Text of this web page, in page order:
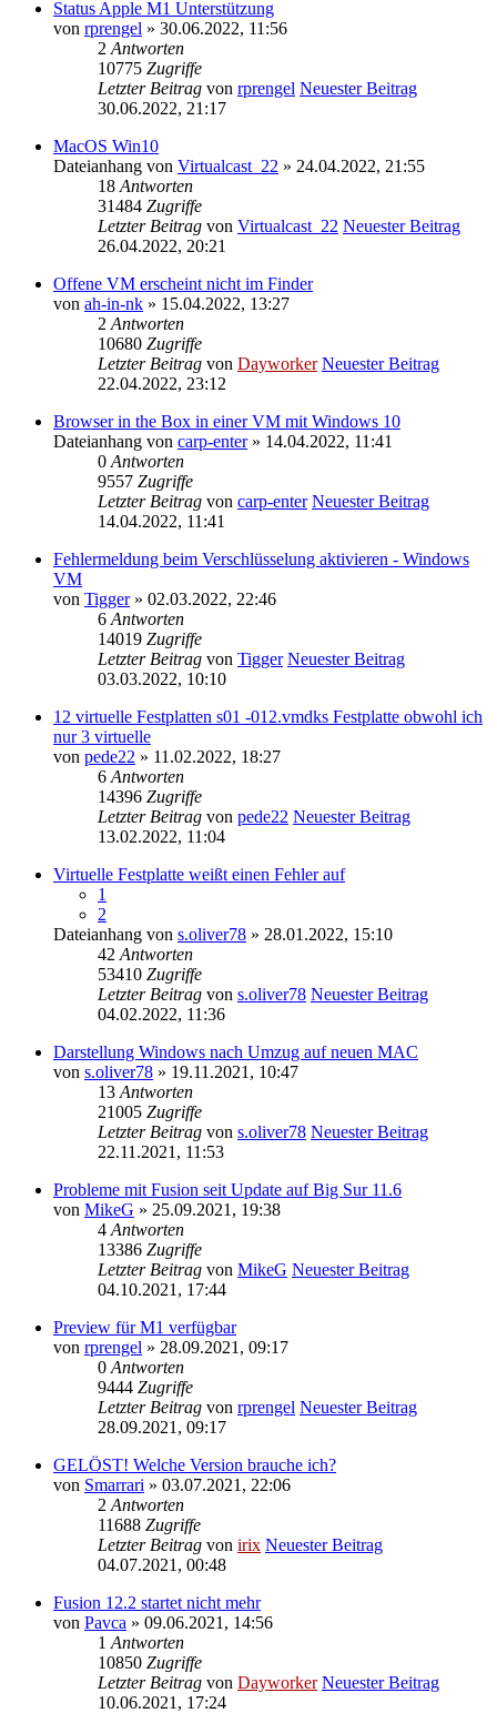
Status Apple M1 Unterstützung
von rprengel » 30.06.2022, 11:56
2 Antworten
10775 Zugriffe
Letzter Beitrag von rprengel Neuester Beitrag
30.06.2022, 21:17
MacOS Win10
Dateianhang von Virtualcast_22 » 24.04.2022, 21:55
18 Antworten
31484 Zugriffe
Letzter Beitrag von Virtualcast_22 Neuester Beitrag
26.04.2022, 20:21
Offene VM erscheint nicht im Finder
von ah-in-nk » 15.04.2022, 13:27
2 Antworten
10680 Zugriffe
Letzter Beitrag von Dayworker Neuester Beitrag
22.04.2022, 23:12
Browser in the Box in einer VM mit Windows 10
Dateianhang von carp-enter» 14.04.2022, 11:41
0 Antworten
9557 Zugriffe
Letzter Beitrag von carp-enter Neuester Beitrag
14.04.2022, 11:41
Fehlermeldung beim Verschlüsselung aktivieren - Windows
VM
von Tigger» 02.03.2022, 22:46
6 Antworten
14019 Zugriffe
Letzter Beitrag von Tigger Neuester Beitrag
03.03.2022, 10:10
12 virtuelle Festplatten s01 -012.vmdks Festplatte obwohl ich
nur 3 virtuelle
von pede22 » 11.02.2022, 18:27
6 Antworten
14396 Zugriffe
Letzter Beitrag von pede22 Neuester Beitrag
13.02.2022, 11:04
Virtuelle Festplatte weißt einen Fehler auf
1
2
Dateianhang von s.oliver78 » 28.01.2022, 15:10
42 Antworten
53410 Zugriffe
Letzter Beitrag von s.oliver78 Neuester Beitrag
04.02.2022, 11:36
Darstellung Windows nach Umzug auf neuen MAC
von s.oliver78 » 19.11.2021, 10:47
13 Antworten
21005 Zugriffe
Letzter Beitrag von s.oliver78 Neuester Beitrag
22.11.2021, 11:53
Probleme mit Fusion seit Update auf Big Sur 11.6
von MikeG » 25.09.2021, 19:38
4 Antworten
13386 Zugriffe
Letzter Beitrag von MikeG Neuester Beitrag
04.10.2021, 17:44
Preview für M1 verfügbar
von rprengel » 28.09.2021, 09:17
0 Antworten
9444 Zugriffe
Letzter Beitrag von rprengel Neuester Beitrag
28.09.2021, 09:17
GELÖST! Welche Version brauche ich?
von Smarrari » 03.07.2021, 22:06
2 Antworten
11688 Zugriffe
Letzter Beitrag von irix Neuester Beitrag
04.07.2021, 00:48
Fusion 12.2 startet nicht mehr
von Pavca » 09.06.2021, 14:56
1 Antworten
10850 Zugriffe
Letzter Beitrag von Dayworker Neuester Beitrag
10.06.2021, 17:24